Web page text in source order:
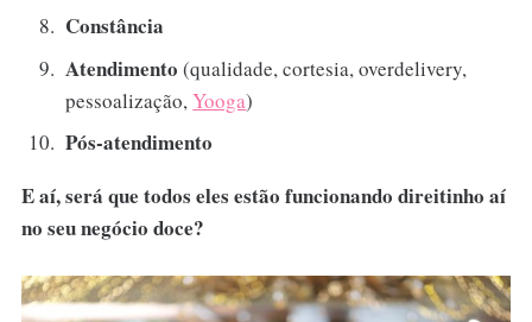
Constância
Atendimento (qualidade, cortesia, overdelivery,
pessoalização,Yooga)
Pós-atendimento
E aí, será que todos eles estão funcionando direitinho aí
no seu negócio doce?